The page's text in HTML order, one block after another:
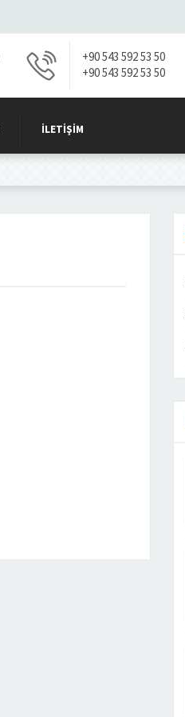
+90 543 592 53 50
+90 543 592 53 50
İLETIŞIM